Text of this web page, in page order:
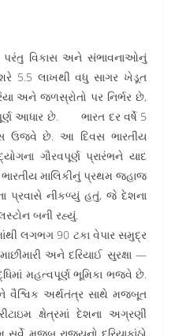
પરંતુ વિકાસ અને સંભાવનાઓનું
5.5 લાખથી વધુ સાગર ખેડૂત
અને જળસ્રોતો પર નિર્ભર છે,
આધાર છે. ભારત દર વર્ષે 5
ઉજવે છે. આ દિવસ ભારતીય
ગૌરવપૂર્ણ પ્રારંભને યાદ
માલિકીનું પ્રથમ જહાજ
પ્રવાસે નીકળ્યું હતું, જે દેશના
બની રહ્યું.
લગભગ 90 ટકા વેપાર સમુદ્ર
માછીમારી અને દરિયાઈ સુરક્ષા —
મહત્વપૂર્ણ ભૂમિકા ભજવે છે.
વૈશ્વિક અર્થતંત્ર સાથે મજબૂત
ક્ષેત્રમાં દેશના અગ્રણી